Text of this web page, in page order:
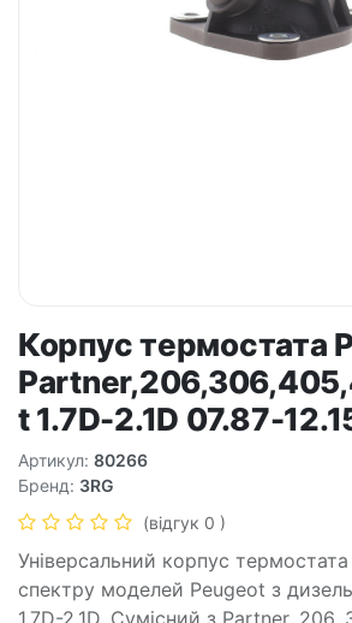
Корпус термостата
t 1.7D-2.1D 07.87-
Артикул: 80266
Бренд: 3RG
(відгук 0 )
Універсальний корпус
спектру моделей Peugeot з
1.7D-2.1D. Сумісний з Partner,